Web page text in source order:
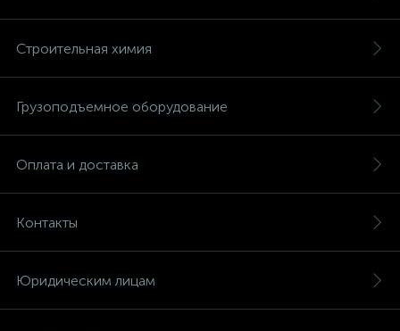
Строительная химия
Грузоподъемное оборудование
Оплата и доставка
Контакты
Юридическим лицам